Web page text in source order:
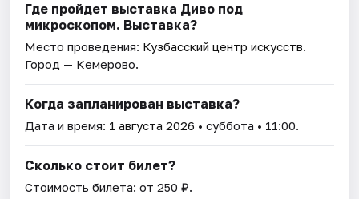
Где пройдет выставка Диво под
микроскопом. Выставка?
Место проведения: Кузбасский центр искусств.
Город — Кемерово.
Когда запланирован выставка?
Дата и время: 1 августа 2026 • суббота • 11:00.
Сколько стоит билет?
Стоимость билета: от 250 ₽.